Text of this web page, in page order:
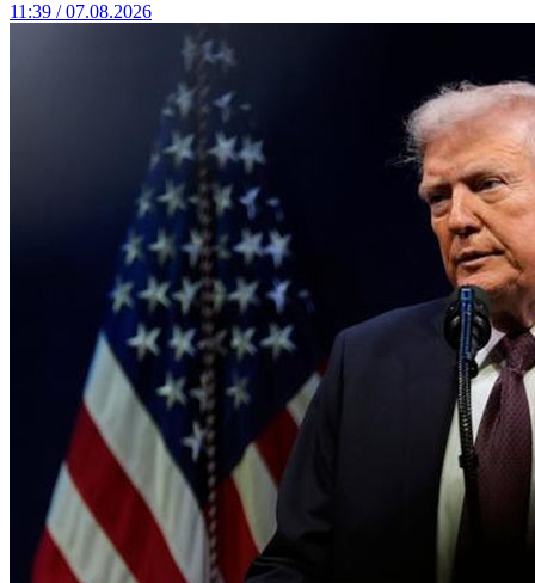
11:39 / 07.08.2026